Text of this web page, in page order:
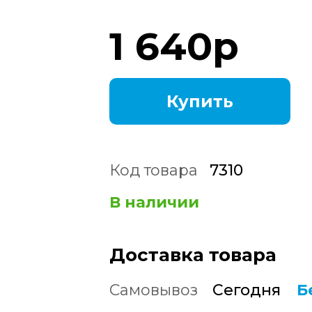
1 640р
Купить
Код товара
7310
В наличии
Доставка товара
Самовывоз Сегодня